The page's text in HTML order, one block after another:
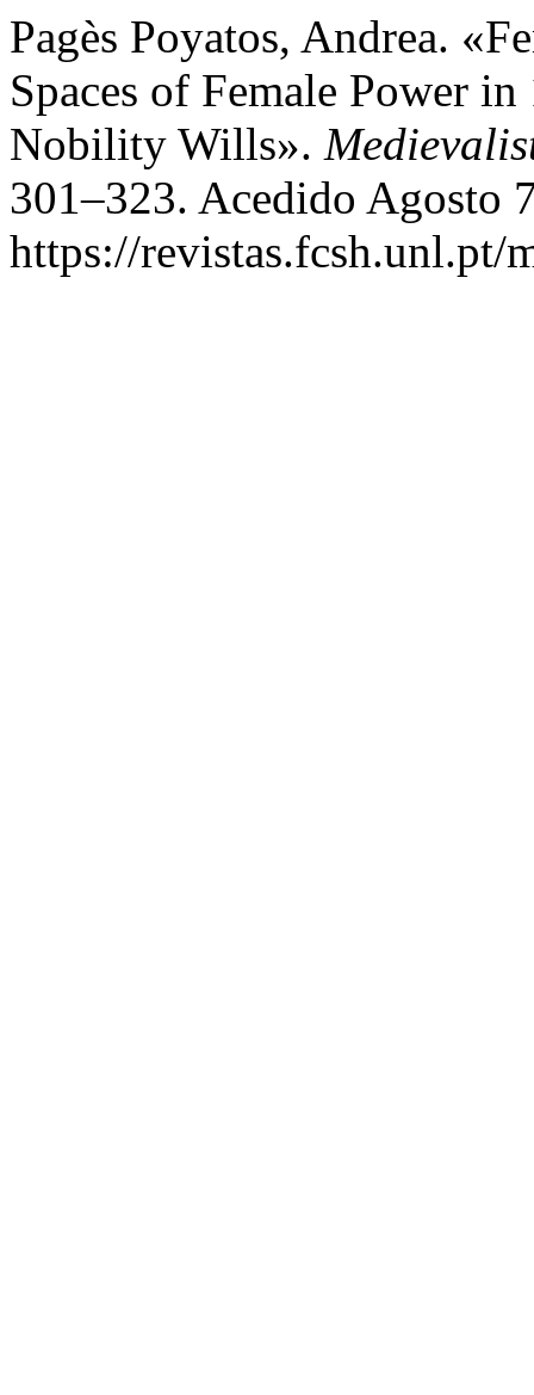
Pagès Poyatos, Andrea.
Spaces of Female Power
Nobility Wills».
301–323. Acedido Agosto
https://revistas.fcsh.unl.pt/